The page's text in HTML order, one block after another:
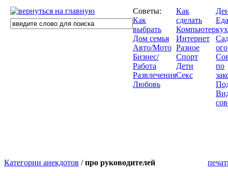
Советы:
Как
выбрать
Дом семья
Авто/Мото
Бизнес/
Работа
Развлечения
Любовь
Как
сделать
Компьютер
Интернет
Разное
Спорт
Дети
Секс
по
Категории анекдотов /про руководителей